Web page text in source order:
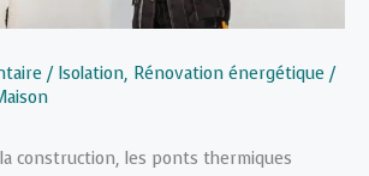
/ Isolation, Rénovation énergétique /
construction, les ponts thermiques